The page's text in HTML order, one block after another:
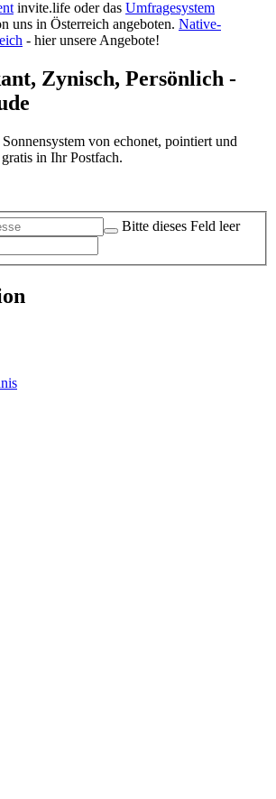
invite.life oder das Umfragesystem
uns in Österreich angeboten. Native-
- hier unsere Angebote!
Zynisch, Persönlich -
von echonet, pointiert und
in Ihr Postfach.
Bitte dieses Feld leer